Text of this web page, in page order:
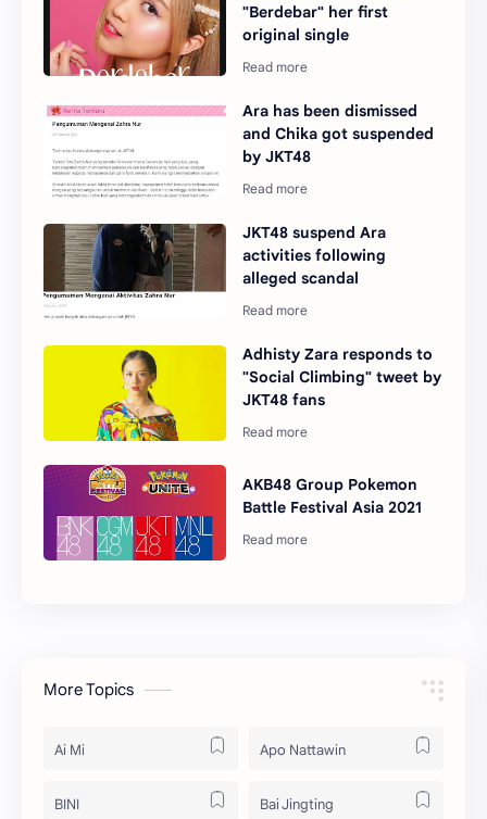
"Berdebar" her first
original single
Ara has been dismissed
and Chika got suspended
by JKT48
JKT48 suspend Ara
activities following
alleged scandal
Adhisty Zara responds to
"Social Climbing" tweet by
JKT48 fans
AKB48 Group Pokemon
Battle Festival Asia 2021
More Topics
Ai Mi Apo Nattawin
BINI Bai Jingting